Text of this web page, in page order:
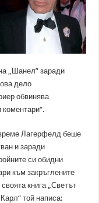
„Шанел” заради
дело
обвинява
Лагерфелд беше
и заради
си обидни
към закръглените
книга „Светът
той написа: